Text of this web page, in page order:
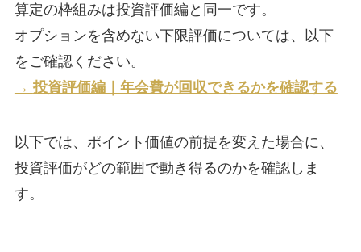
算定の枠組みは投資評価編と同一です。
オプションを含めない下限評価については、以下
をご確認ください。
→ 投資評価編｜年会費が回収できるかを確認する
以下では、ポイント価値の前提を変えた場合に、
投資評価がどの範囲で動き得るのかを確認しま
す。